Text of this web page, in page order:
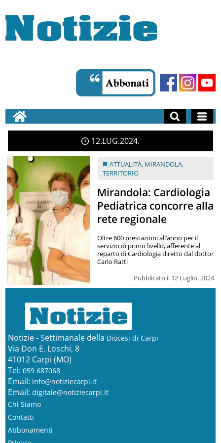
12 LUG 2024
ATTUALITÀ, MIRANDOLA,
TERRITORIO
Mirandola: Cardiologia
Pediatrica concorre alla
rete regionale
Pubblicato il 12 Luglio, 2024
Oltre 600 prestazioni all’anno per il
servizio di primo livello, afferente al
reparto di Cardiologia diretto dal dottor
Carlo Ratti
Notizie - Settimanale della Diocesi di Carpi
Via Don E. Loschi, 8
41012 Carpi (MO)
Tel: 059 687068
Email: info@notiziecarpi.it
Email: digitale@notiziecarpi.it
Chi Siamo
Contatti
Abbonamenti